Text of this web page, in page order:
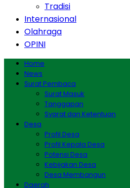
Tradisi
Internasional
Olahraga
OPINI
Home
News
Surat Pembaca
Surat Masuk
Tanggapan
Syarat dan Ketentuan
Desa
Profil Desa
Profil Kepala Desa
Potensi Desa
Kebijakan Desa
Desa Membangun
Daerah